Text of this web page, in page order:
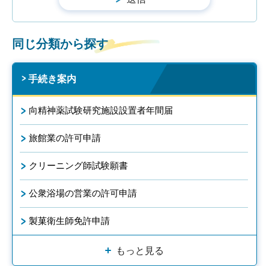
同じ分類から探す
手続き案内
向精神薬試験研究施設設置者年間届
旅館業の許可申請
クリーニング師試験願書
公衆浴場の営業の許可申請
製菓衛生師免許申請
もっと見る